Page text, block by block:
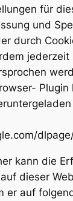
für
und
durch
Plugin
kann die
dieser
er auf